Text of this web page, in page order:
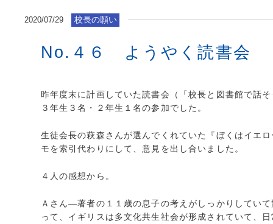
2020/07/29 校長の願い
No.４６ ようやく読書会
昨年度末に計画していた読書会（「校長と図書館で話
３年生３名・２年生１名の参加でした。
生徒会長の萩森さんが選んでくれていた『ぼくはイエ
モを索引代わりにして、意見を出し合いました。
４人の感想から。
Ａさん―著者の１１歳の息子の考えがしっかりしてい
って、イギリスは多文化共生社会が形成されていて、